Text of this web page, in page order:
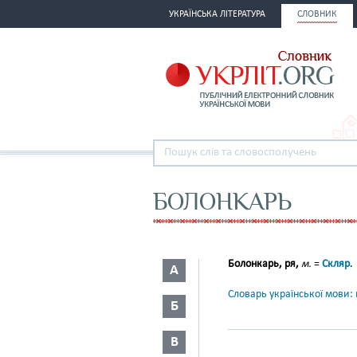
УКРАЇНСЬКА ЛІТЕРАТУРА СЛОВНИК
БОЛОНКАРЬ
А
Б
В
Болонкарь, ря, м. = Скляр.
Словарь української